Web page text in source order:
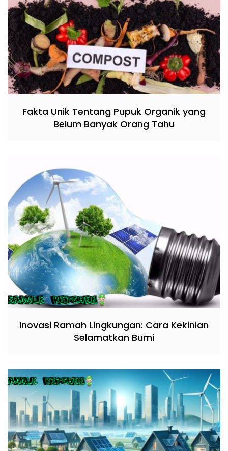
Fakta Unik Tentang Pupuk Organik yang
Belum Banyak Orang Tahu
Inovasi Ramah Lingkungan: Cara Kekinian
Selamatkan Bumi